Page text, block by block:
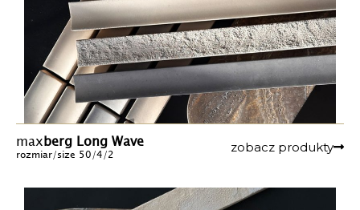
maxberg Long Wave
rozmiar/size 50/4/2 zobacz produkty